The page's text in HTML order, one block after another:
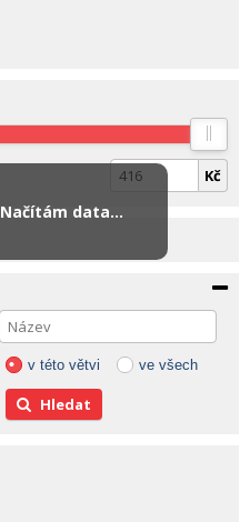
Kč
v této větvi ve všech
Hledat
Načítám data...